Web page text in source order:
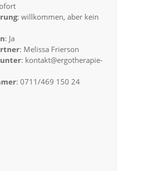
: willkommen, aber kein
: Ja
: Melissa Frierson
: kontakt@ergotherapie-
: 0711/469 150 24